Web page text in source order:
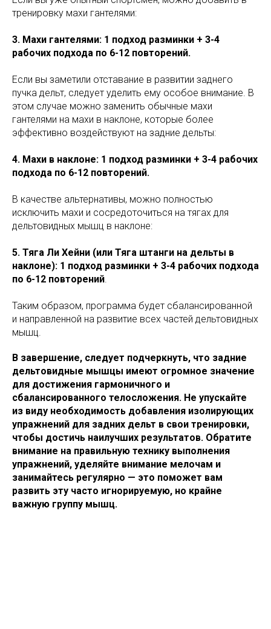
тренировку махи гантелями:
3. Махи гантелями: 1 подход разминки + 3-4
рабочих подхода по 6-12 повторений.
Если вы заметили отставание в развитии заднего
пучка дельт, следует уделить ему особое внимание. В
этом случае можно заменить обычные махи
гантелями на махи в наклоне, которые более
эффективно воздействуют на задние дельты:
4. Махи в наклоне: 1 подход разминки + 3-4 рабочих
подхода по 6-12 повторений.
В качестве альтернативы, можно полностью
исключить махи и сосредоточиться на тягах для
дельтовидных мышц в наклоне:
5. Тяга Ли Хейни (или Тяга штанги на дельты в
наклоне): 1 подход разминки + 3-4 рабочих подхода
по 6-12 повторений.
Таким образом, программа будет сбалансированной
и направленной на развитие всех частей дельтовидных
мышц.
В завершение, следует подчеркнуть, что задние
дельтовидные мышцы имеют огромное значение
для достижения гармоничного и
сбалансированного телосложения. Не упускайте
из виду необходимость добавления изолирующих
упражнений для задних дельт в свои тренировки,
чтобы достичь наилучших результатов. Обратите
внимание на правильную технику выполнения
упражнений, уделяйте внимание мелочам и
занимайтесь регулярно — это поможет вам
развить эту часто игнорируемую, но крайне
важную группу мышц.